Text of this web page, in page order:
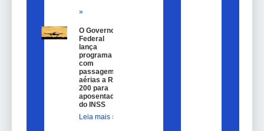
»
O Governo
Federal
lança
programa
com
passagem
aérias a R$
200 para
aposentados
do INSS
Leia mais »